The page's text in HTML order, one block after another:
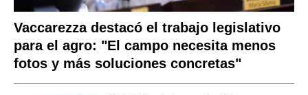
Vaccarezza destacó el trabajo legislativo
para el agro: "El campo necesita menos
fotos y más soluciones concretas"